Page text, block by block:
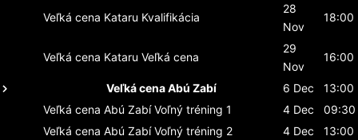
Veľká cena Kataru Kvalifikácia
28
Nov
18:00
Veľká cena Kataru Veľká cena
29
Nov
16:00
Veľká cena Abú Zabí 6 Dec
13:00
Veľká cena Abú Zabí Voľný tréning 1 4 Dec
09:30
Veľká cena Abú Zabí Voľný tréning 2 4 Dec
13:00